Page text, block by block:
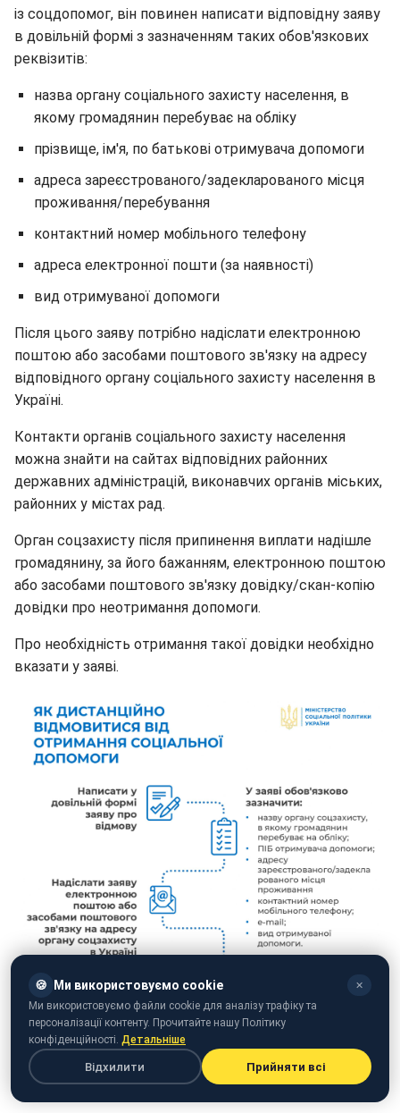
із соцдопомог, він повинен написати відповідну заяву
в довільній формі з зазначенням таких обов'язкових
реквізитів:
назва органу соціального захисту населення, в
якому громадянин перебуває на обліку
прізвище, ім'я, по батькові отримувача допомоги
адреса зареєстрованого/задекларованого місця
проживання/перебування
контактний номер мобільного телефону
адреса електронної пошти (за наявності)
вид отримуваної допомоги
Після цього заяву потрібно надіслати електронною
поштою або засобами поштового зв'язку на адресу
відповідного органу соціального захисту населення в
Україні.
Контакти органів соціального захисту населення
можна знайти на сайтах відповідних районних
державних адміністрацій, виконавчих органів міських,
районних у містах рад.
Орган соцзахисту після припинення виплати надішле
громадянину, за його бажанням, електронною поштою
або засобами поштового зв'язку довідку/скан-копію
довідки про неотримання допомоги.
Про необхідність отримання такої довідки необхідно
вказати у заяві.
Як відмовитися від субсидій
🍪 Ми використовуємо cookie ✕
Ми використовуємо файли cookie для аналізу трафіку та
персоналізації контенту. Прочитайте нашу Політику
конфіденційності. Детальніше
Відхилити Прийняти всі